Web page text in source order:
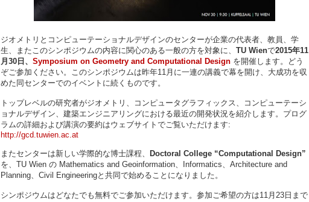
ジオメトリとコンピューテーショナルデザインのセンターが企業の代表者、教員、学
生、またこのシンポジウムの内容に関心のある一般の方を対象に、 TU Wienで2015年11
月30日 、 Symposium on Geometry and Computational Design を開催します。どう
ぞご参加ください。このシンポジウムは昨年11月に一連の講義で幕を開け、大成功を収
めた同センターでのイベントに続くものです。
トップレベルの研究者がジオメトリ、コンピュータグラフィックス、コンピューテーシ
ョナルデザイン、建築エンジニアリングにおける最近の開発状況を紹介します。プログ
ラムの詳細および講演の要約はウェブサイトでご覧いただけます:
http://gcd.tuwien.ac.at
またセンターは新しい学際的な博士課程、
Doctoral College “Computational Design”
を、TU Wien の Mathematics and Geoinformation、Informatics、Architecture and
Planning、Civil Engineeringと共同で始めることになりました。
シンポジウムはどなたでも無料でご参加いただけます。参加ご希望の方は11月23日まで